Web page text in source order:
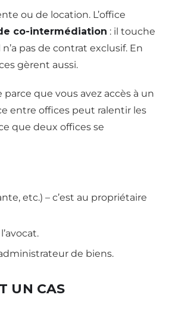
ou de location. L’office
co-intermédiation : il touche
pas de contrat exclusif. En
gèrent aussi.
parce que vous avez accès à un
entre offices peut ralentir les
que deux offices se
etc.) – c’est au propriétaire
de biens.
UN CAS